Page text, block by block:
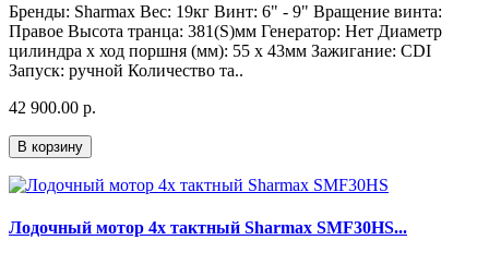
Бренды: Sharmax Вес: 19кг Винт: 6" - 9" Вращение винта:
Правое Высота транца: 381(S)мм Генератор: Нет Диаметр
цилиндра х ход поршня (мм): 55 x 43мм Зажигание: CDI
Запуск: ручной Количество та..
42 900.00 р.
В корзину
Лодочный мотор 4х тактный Sharmax SMF30HS...